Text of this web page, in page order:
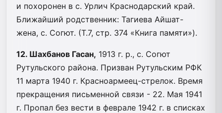
и похоронен в с. Урлич Краснодарский край.
Ближайший родственник: Тагиева Айшат-
жена, с. Согют. (Т.7, стр. 374 «Книга памяти»).
12. Шахбанов Гасан, 1913 г. р., с. Согют
Рутульского района. Призван Рутульским РФК
11 марта 1940 г. Красноармеец-стрелок. Время
прекращения письменной связи - 22. Мая 1941
г. Пропал без вести в феврале 1942 г. в списках